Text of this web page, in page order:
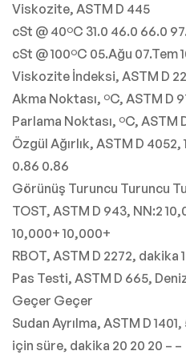
Viskozite, ASTM D 445
cSt @ 40ºC 31.0 46.0 66.0
cSt @ 100ºC 05.Ağu 07.Tem
Viskozite İndeksi, ASTM D
Akma Noktası, ºC, ASTM D
Parlama Noktası, ºC, ASTM
Özgül Ağırlık, ASTM D
0.86 0.86
Görünüş Turuncu Turuncu
TOST, ASTM D 943, NN:2
10,000+ 10,000+
RBOT, ASTM D 2272, dakika
Pas Testi, ASTM D 665,
Geçer Geçer
Sudan Ayrılma, ASTM D
için süre, dakika 20 20 20 – –